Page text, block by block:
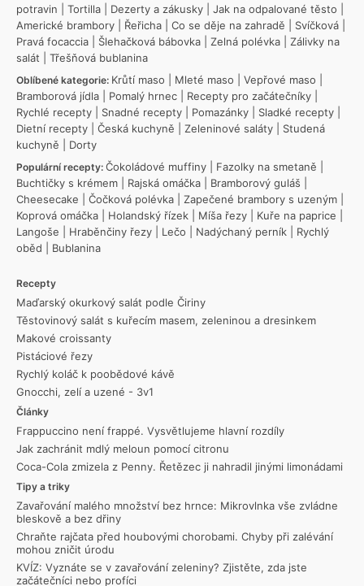
potravin
Tortilla Dezerty a zákusky Jak na odpalované těsto
Americké brambory
Řeřicha Co se děje na zahradě Svíčková
Pravá focaccia
Šlehačková bábovka Zelná polévka
Zálivky na
salát
Třešňová bublanina
Oblíbené kategorie: Krůtí maso Mleté maso Vepřové maso
Bramborová jídla
Pomalý hrnec Recepty pro začátečníky
Rychlé recepty
Snadné recepty Pomazánky Sladké recepty
Dietní recepty
Česká kuchyně Zeleninové saláty
Studená
kuchyně
Dorty
Populární recepty: Čokoládové muffiny Fazolky na smetaně
Buchtičky s krémem
Rajská omáčka Bramborový guláš
Cheesecake
Čočková polévka Zapečené brambory s uzeným
Koprová omáčka
Holandský řízek Míša řezy Kuře na paprice
Langoše
Hraběnčiny řezy Lečo Nadýchaný perník
Rychlý
oběd
Bublanina
Recepty
Maďarský okurkový salát podle Čiriny
Těstovinový salát s kuřecím masem, zeleninou a dresinkem
Makové croissanty
Pistáciové řezy
Rychlý koláč k poobědové kávě
Gnocchi, zelí a uzené - 3v1
Články
Frappuccino není frappé. Vysvětlujeme hlavní rozdíly
Jak zachránit mdlý meloun pomocí citronu
Coca-Cola zmizela z Penny. Řetězec ji nahradil jinými limonádami
Tipy a triky
Zavařování malého množství bez hrnce: Mikrovlnka vše zvládne
bleskově a bez dřiny
Chraňte rajčata před houbovými chorobami. Chyby při zalévání
mohou zničit úrodu
KVÍZ: Vyznáte se v zavařování zeleniny? Zjistěte, zda jste
začátečníci nebo profíci